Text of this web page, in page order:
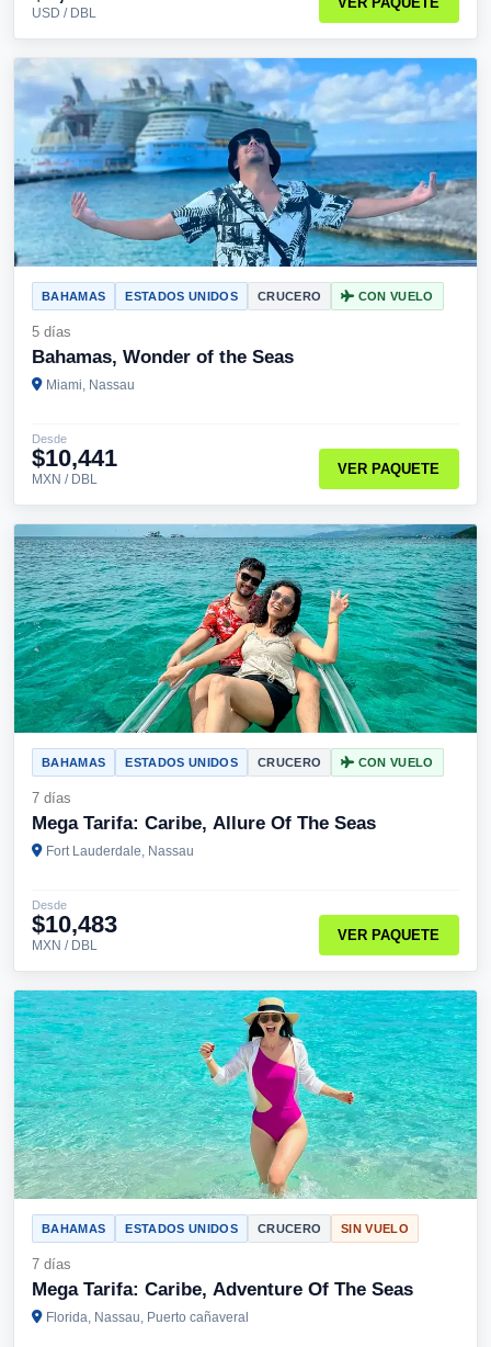
USD / DBL
BAHAMAS ESTADOS UNIDOS CRUCERO CON VUELO
5 días
Bahamas, Wonder of the Seas
Miami, Nassau
Desde
$10,441
MXN / DBL
VER PAQUETE
BAHAMAS ESTADOS UNIDOS CRUCERO CON VUELO
7 días
Mega Tarifa: Caribe, Allure Of The Seas
Fort Lauderdale, Nassau
Desde
$10,483
MXN / DBL
VER PAQUETE
BAHAMAS ESTADOS UNIDOS CRUCERO SIN VUELO
7 días
Mega Tarifa: Caribe, Adventure Of The Seas
Florida, Nassau, Puerto cañaveral